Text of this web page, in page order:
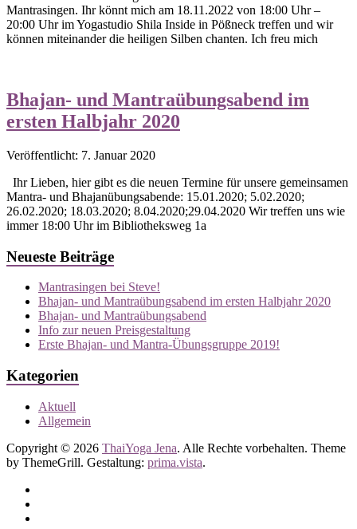
Mantrasingen. Ihr könnt mich am 18.11.2022 von 18:00 Uhr –
20:00 Uhr im Yogastudio Shila Inside in Pößneck treffen und wir
können miteinander die heiligen Silben chanten. Ich freu mich
Bhajan- und Mantraübungsabend im
ersten Halbjahr 2020
Veröffentlicht: 7. Januar 2020
Ihr Lieben, hier gibt es die neuen Termine für unsere gemeinsamen
Mantra- und Bhajanübungsabende: 15.01.2020; 5.02.2020;
26.02.2020; 18.03.2020; 8.04.2020;29.04.2020 Wir treffen uns wie
immer 18:00 Uhr im Bibliotheksweg 1a
Neueste Beiträge
Mantrasingen bei Steve!
Bhajan- und Mantraübungsabend im ersten Halbjahr 2020
Bhajan- und Mantraübungsabend
Info zur neuen Preisgestaltung
Erste Bhajan- und Mantra-Übungsgruppe 2019!
Kategorien
Aktuell
Allgemein
Copyright © 2026 ThaiYoga Jena. Alle Rechte vorbehalten. Theme
by ThemeGrill. Gestaltung: prima.vista.